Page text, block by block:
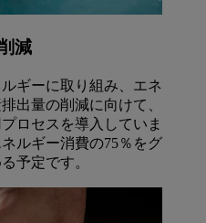
減
ギーに取り組み、エネ
出量の削減に向けて、
ロセスを導入していま
ルギー消費の75％をグ
予定です。